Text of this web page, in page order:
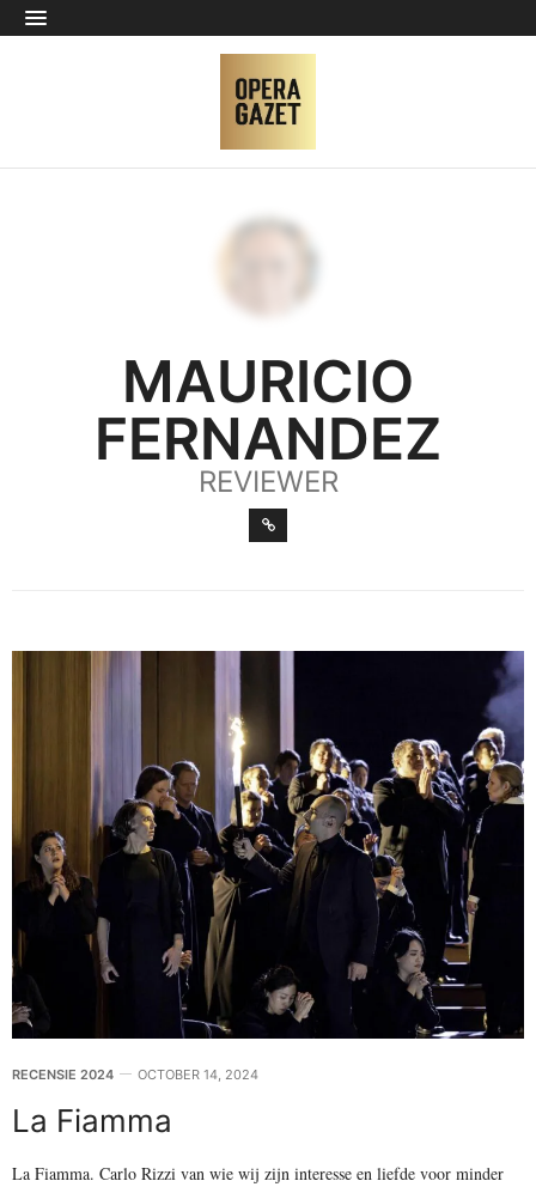
MAURICIO
FERNANDEZ
REVIEWER
RECENSIE 2024 OCTOBER 14, 2024
La Fiamma
La Fiamma. Carlo Rizzi van wie wij zijn interesse en liefde voor minder